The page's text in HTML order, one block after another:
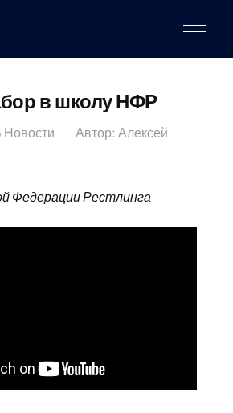
в школу НФР
Новости Автор: Алексей
Федерации Рестлинга